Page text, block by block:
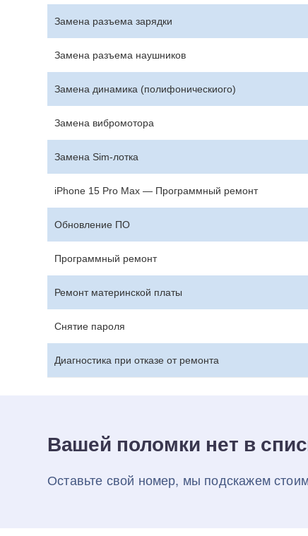
Замена разъема зарядки
Замена разъема наушников
Замена динамика (полифоническиого)
Замена вибромотора
Замена Sim-лотка
iPhone 15 Pro Max — Программный ремонт
Обновление ПО
Программный ремонт
Ремонт материнской платы
Снятие пароля
Диагностика при отказе от ремонта
Вашей поломки нет в
Оставьте свой номер, мы подскажем